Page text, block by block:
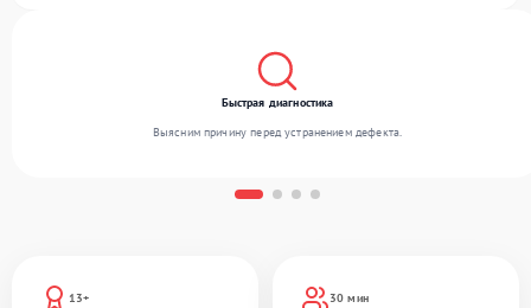
13+
30 мин
Быстрая диагностика
Выясним причину перед устранением дефекта.